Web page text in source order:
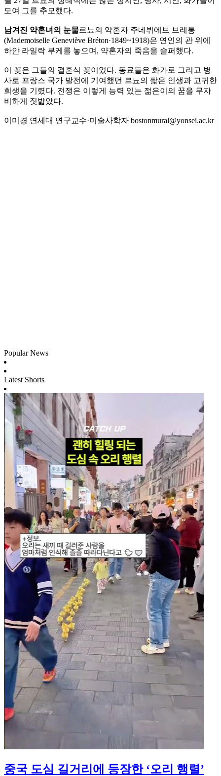
모여 그를 추모했다.
남겨진 약혼녀의 눈물르뇨의 약혼자 주네뷔에브 브레통
(Mademoiselle Geneviève Bréton·1849~1918)은 연인의 관 위에
하얀 라일락 부케를 놓으며, 약혼자의 죽음을 슬퍼했다.
이 꽃은 그들의 결혼식 꽃이었다. 동료들은 화가로 그리고 병
사로 프랑스 국가 발전에 기여했던 르뇨의 짧은 인생과 고귀한
희생을 기렸다. 전쟁은 이렇게 능력 있는 젊은이의 꿈을 무자
비하게 짓밟았다.
이미경 연세대 연구교수·미술사학자 bostonmural@yonsei.ac.kr
Popular News
Latest Shorts
중국 도심 길거리에 등장한 ‘오리 행렬’